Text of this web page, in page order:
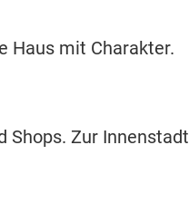
Haus mit Charakter.
Shops. Zur Innenstadt